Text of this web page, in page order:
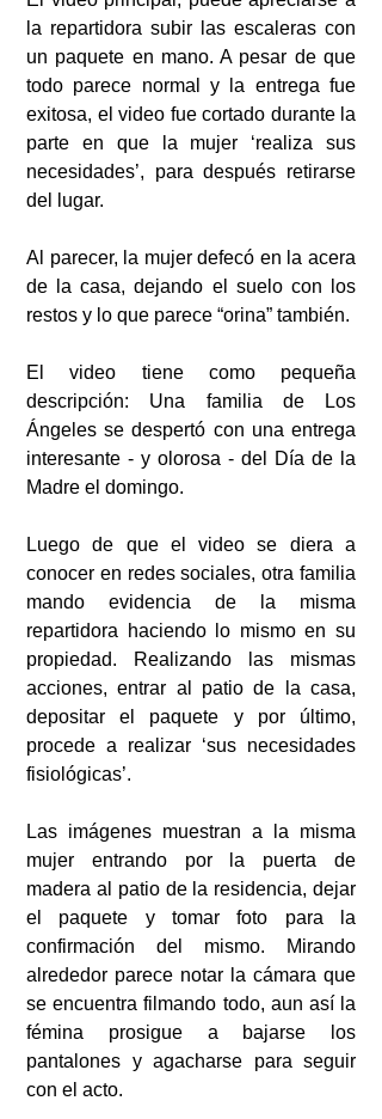
la repartidora subir las escaleras con
un paquete en mano. A pesar de que
todo parece normal y la entrega fue
exitosa, el video fue cortado durante la
parte en que la mujer ‘realiza sus
necesidades’, para después retirarse
del lugar.
Al parecer, la mujer defecó en la acera
de la casa, dejando el suelo con los
restos y lo que parece “orina” también.
El video tiene como pequeña
descripción: Una familia de Los
Ángeles se despertó con una entrega
interesante - y olorosa - del Día de la
Madre el domingo.
Luego de que el video se diera a
conocer en redes sociales, otra familia
mando evidencia de la misma
repartidora haciendo lo mismo en su
propiedad. Realizando las mismas
acciones, entrar al patio de la casa,
depositar el paquete y por último,
procede a realizar ‘sus necesidades
fisiológicas’.
Las imágenes muestran a la misma
mujer entrando por la puerta de
madera al patio de la residencia, dejar
el paquete y tomar foto para la
confirmación del mismo. Mirando
alrededor parece notar la cámara que
se encuentra filmando todo, aun así la
fémina prosigue a bajarse los
pantalones y agacharse para seguir
con el acto.